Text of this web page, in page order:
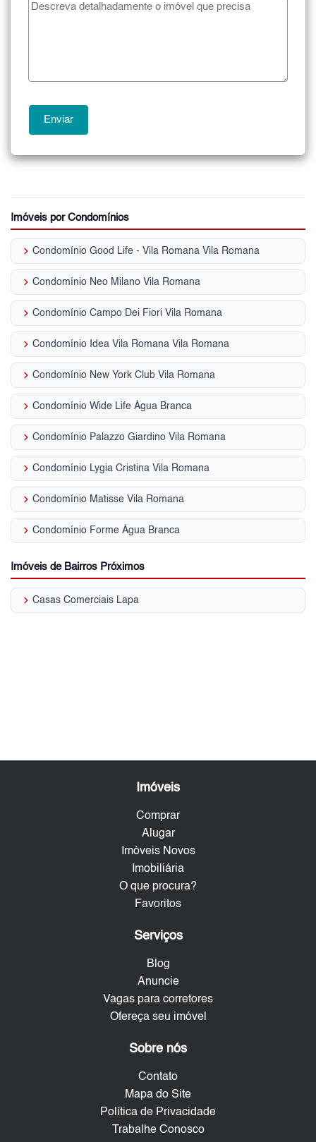
Imóveis por Condomínios
keyboard_arrow_right Condomínio Good Life - Vila Romana Vila Romana
keyboard_arrow_right Condomínio Neo Milano Vila Romana
keyboard_arrow_right Condomínio Campo Dei Fiori Vila Romana
keyboard_arrow_right Condomínio Idea Vila Romana Vila Romana
keyboard_arrow_right Condomínio New York Club Vila Romana
keyboard_arrow_right Condomínio Wide Life Água Branca
keyboard_arrow_right Condomínio Palazzo Giardino Vila Romana
keyboard_arrow_right Condomínio Lygia Cristina Vila Romana
keyboard_arrow_right Condomínio Matisse Vila Romana
keyboard_arrow_right Condomínio Forme Água Branca
Imóveis de Bairros Próximos
keyboard_arrow_right Casas Comerciais Lapa
Imóveis
Comprar
Alugar
Imóveis Novos
Imobiliária
O que procura?
Favoritos
Serviços
Blog
Anuncie
Vagas para corretores
Ofereça seu imóvel
Sobre nós
Contato
Mapa do Site
Política de Privacidade
Trabalhe Conosco